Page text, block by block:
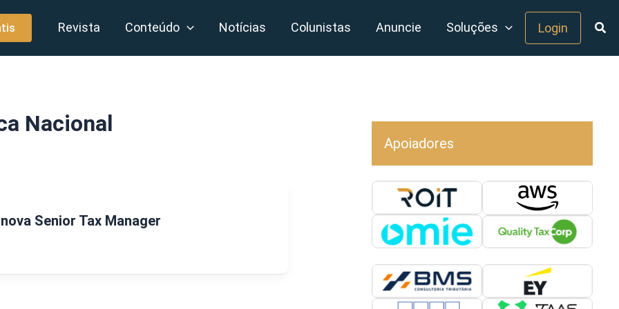
Revista Conteúdo Notícias Colunistas Anuncie Soluções Login
Nacional
Senior Tax Manager
Apoiadores